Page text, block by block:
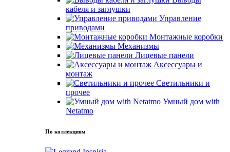
кабеля и заглушки
Управление
приводами
Монтажные коробки
Механизмы
Лицевые панели
Аксессуары и
монтаж
Светильники и
прочее
Умный дом with
Netatmo
По коллекциям